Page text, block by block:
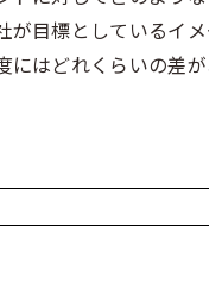
が目標としているイ
にはどれくらいの差